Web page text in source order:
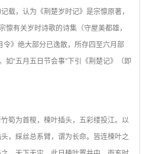
载，认为《荆楚岁时记》是宗懔原著，
懔有关岁时诗歌的诗集（守屋美都雄，
》绝大部分已逸散，所存四至六月部
如“五月五日节会事”下引《荆楚记》（即
竹筍为首椶，楝叶插头，五彩缕投江。以
，綵丝总系臂，谓为长命。皆连楝叶之